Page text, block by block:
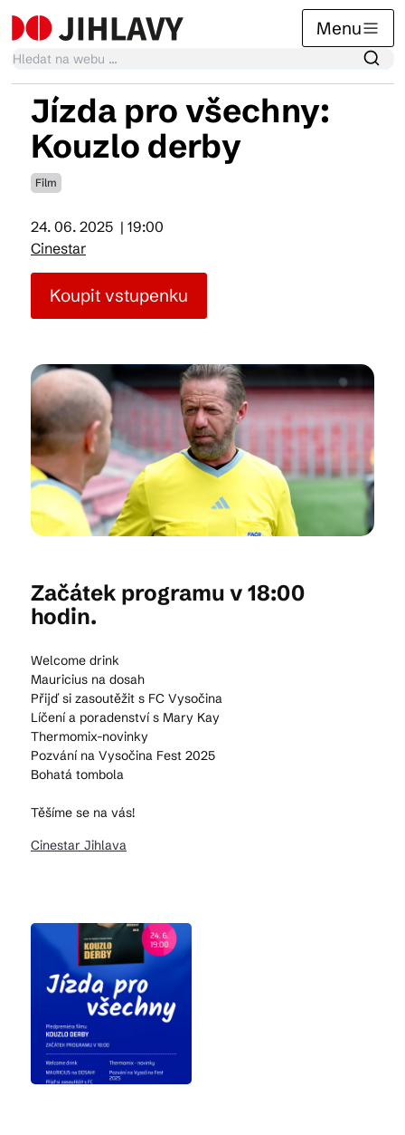
Menu
Kalendář akcí
Tradiční akce
Články
Praktické info
Kam vyrazit
CS EN DE
Jízda pro všechny:
Kouzlo derby
Film
24. 06. 2025 | 19:00
Cinestar
Koupit vstupenku
Začátek programu v 18:00
hodin.
Welcome drink
Mauricius na dosah
Přijď si zasoutěžit s FC Vysočina
Líčení a poradenství s Mary Kay
Thermomix-novinky
Pozvání na Vysočina Fest 2025
Bohatá tombola
Těšíme se na vás!
Cinestar Jihlava